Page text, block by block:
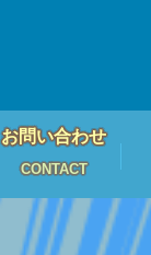
お問い合わせ
CONTACT